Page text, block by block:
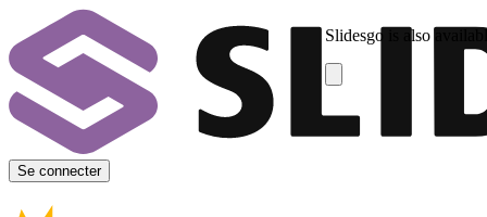
Slidesgo is also
Se connecter